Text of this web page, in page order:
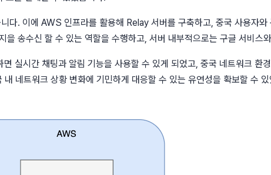
. 이에 AWS 인프라를 활용해 Relay 서버를 구축하고, 중국 사용자
송수신 할 수 있는 역할을 수행하고, 서버 내부적으로는 구글 서비스
실시간 채팅과 알림 기능을 사용할 수 있게 되었고, 중국 네트워크 환
네트워크 상황 변화에 기민하게 대응할 수 있는 유연성을 확보할 수